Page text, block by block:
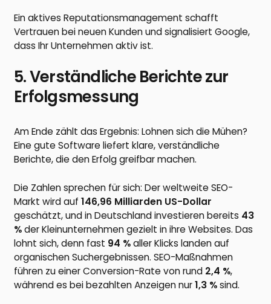
Ein aktives Reputationsmanagement schafft
Vertrauen bei neuen Kunden und signalisiert Google,
dass Ihr Unternehmen aktiv ist.
5. Verständliche Berichte zur
Erfolgsmessung
Am Ende zählt das Ergebnis: Lohnen sich die Mühen?
Eine gute Software liefert klare, verständliche
Berichte, die den Erfolg greifbar machen.
Die Zahlen sprechen für sich: Der weltweite SEO-
Markt wird auf146,96 Milliarden US-Dollar
geschätzt, und in Deutschland investieren bereits 43
%der Kleinunternehmen gezielt in ihre Websites. Das
lohnt sich, denn fast 94 %aller Klicks landen auf
organischen Suchergebnissen. SEO-Maßnahmen
führen zu einer Conversion-Rate von rund 2,4 %,
während es bei bezahlten Anzeigen nur1,3 %sind.